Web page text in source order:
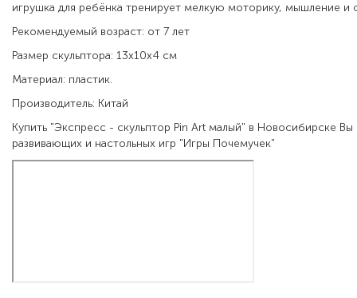
игрушка для ребёнка тренирует мелкую моторику, мышление и
Рекомендуемый возраст: от 7 лет
Размер скульптора: 13х10х4 см
Материал: пластик.
Производитель: Китай
Купить "Экспресс - скульптор Pin Art малый" в Новосибирске
развивающих и настольных игр "Игры Почемучек"